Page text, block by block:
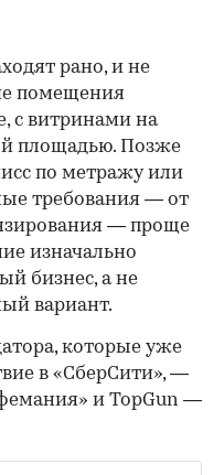
рано, и не
помещения
с витринами на
площадью. Позже
по метражу или
требования — от
— проще
изначально
бизнес, а не
вариант.
которые уже
в «СберСити», —
и TopGun —